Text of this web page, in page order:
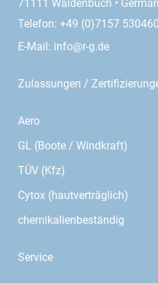
71111 Waldenbuch •
Telefon: +49 (0)7157 530460
E-Mail: info@r-g.de
Zulassungen /
Aero
GL (Boote / Windkraft)
TÜV (Kfz)
Cytox (hautverträglich)
chemikalienbeständig
Service